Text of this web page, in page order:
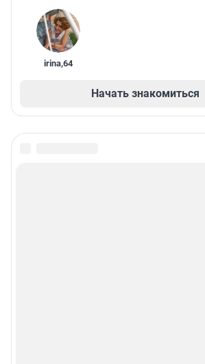
irina,64
Начать знакомиться